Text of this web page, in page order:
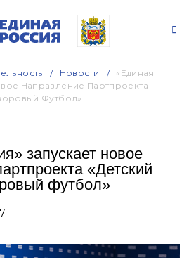
Новости
«Единая
Направление Партпроекта
Футбол»
запускает новое
«Детский
футбол»